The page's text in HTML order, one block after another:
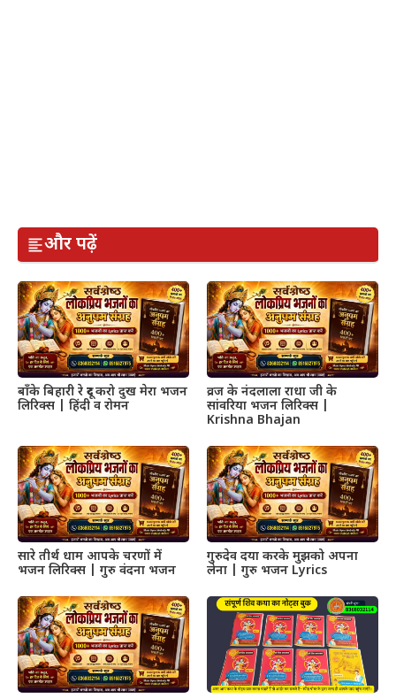
और पढ़ें
बाँके बिहारी रे दूर करो दुख मेरा भजन
लिरिक्स | हिंदी व रोमन
व्रज के नंदलाला राधा जी के
सांवरिया भजन लिरिक्स |
Krishna Bhajan
सारे तीर्थ धाम आपके चरणों में
भजन लिरिक्स | गुरु वंदना भजन
गुरुदेव दया करके मुझको अपना
लेना | गुरु भजन Lyrics